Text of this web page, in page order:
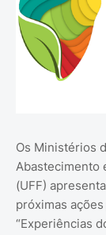
Os Ministérios
Abastecimento
(UFF)
próximas
“Experiências